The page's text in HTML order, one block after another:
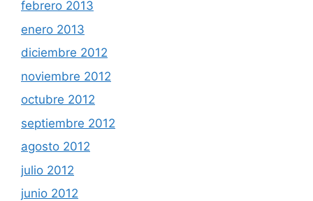
febrero 2013
enero 2013
diciembre 2012
noviembre 2012
octubre 2012
septiembre 2012
agosto 2012
julio 2012
junio 2012